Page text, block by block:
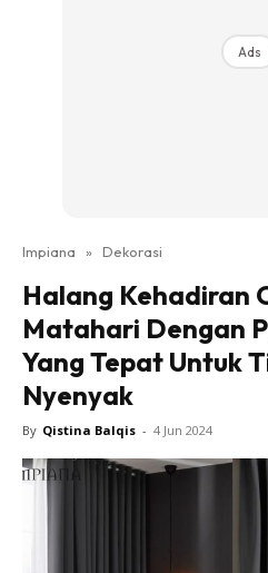
Login|
Ruang Makan
Ruang Tamu
Direktori
Interior Design
Landskap
DIY
Ads
Impiana » Dekorasi
Halang Kehadiran
Matahari Dengan
Yang Tepat Untuk
Nyenyak
By Qistina Balqis - 4 Jun 2024